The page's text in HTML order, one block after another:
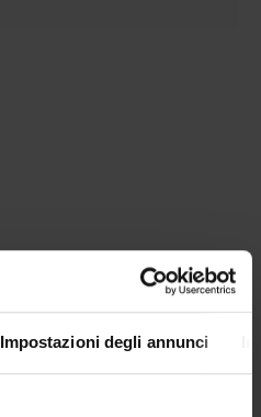
Impostazioni degli annunci